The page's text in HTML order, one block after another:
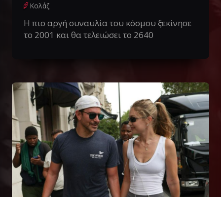
Κολάζ
Η πιο αργή συναυλία του κόσμου ξεκίνησε
το 2001 και θα τελειώσει το 2640